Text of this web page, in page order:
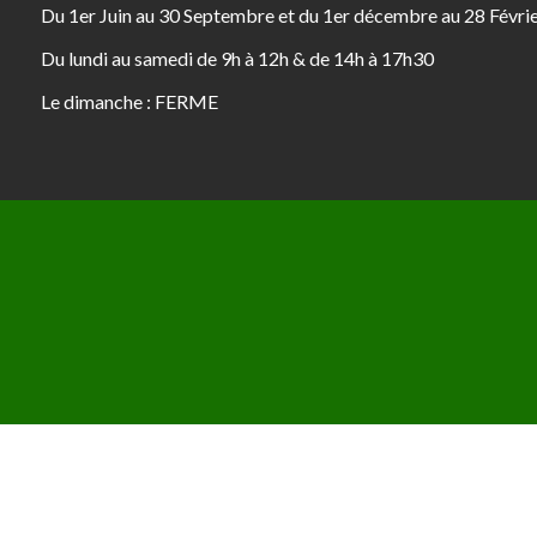
Du 1er Juin au 30 Septembre et du 1er décembre au 28
Du lundi au samedi de 9h à 12h & de 14h à 17h30
Le dimanche : FERME